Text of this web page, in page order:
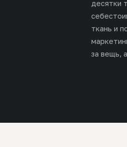
десятки
ткань и
за вещь,